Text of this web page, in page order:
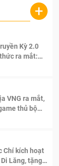
+
Kỳ 2.0
ra mắt:
VNG ra mắt,
thủ bộ
Chí kích hoạt
Lăng, tặng